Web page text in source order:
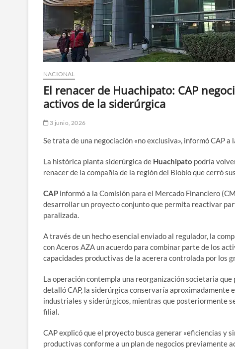
NACIONAL
El renacer de Huachipato: CAP
activos de la siderúrgica
3 junio, 2026
Se trata de una negociación «no exclusiva», informó CAP
La histórica planta siderúrgica de Huachipato podría
renacer de la compañía de la región del Biobío que cerró
CAP informó a la Comisión para el Mercado Financiero
desarrollar un proyecto conjunto que permita reactivar
paralizada.
A través de un hecho esencial enviado al regulador, la
con Aceros AZA un acuerdo para combinar parte de los
capacidades productivas de la acerera controlada por los
La operación contempla una reorganización societaria
detalló CAP, la siderúrgica conservaría
industriales y siderúrgicos, mientras que posteriormente
filial.
CAP explicó que el proyecto busca generar «eficiencias y
productivas conforme a un plan de negocios previamente